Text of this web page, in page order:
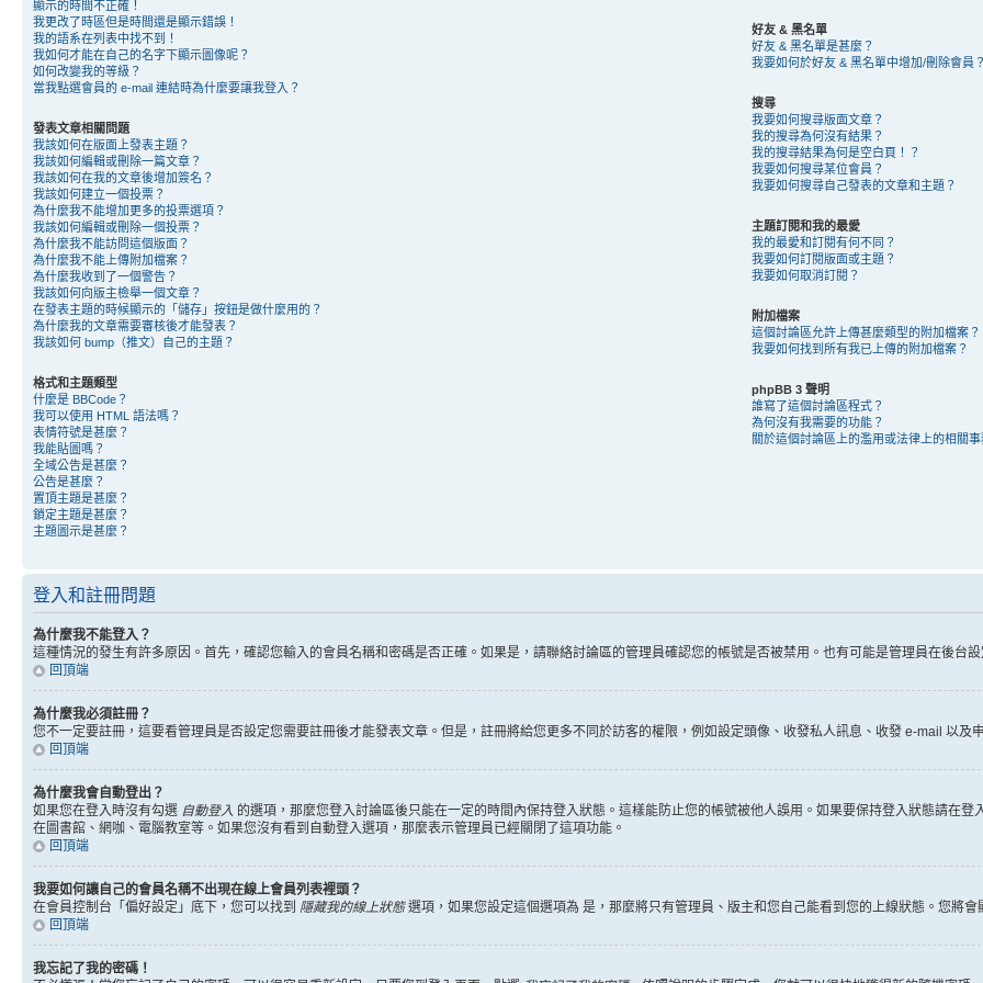
顯示的時間不正確！
我更改了時區但是時間還是顯示錯誤！
我的語系在列表中找不到！
我如何才能在自己的名字下顯示圖像呢？
如何改變我的等級？
當我點選會員的 e-mail 連結時為什麼要讓我登入？
發表文章相關問題
我該如何在版面上發表主題？
我該如何編輯或刪除一篇文章？
我該如何在我的文章後增加簽名？
我該如何建立一個投票？
為什麼我不能增加更多的投票選項？
我該如何編輯或刪除一個投票？
為什麼我不能訪問這個版面？
為什麼我不能上傳附加檔案？
為什麼我收到了一個警告？
我該如何向版主檢舉一個文章？
在發表主題的時候顯示的「儲存」按鈕是做什麼用的？
為什麼我的文章需要審核後才能發表？
我該如何 bump（推文）自己的主題？
格式和主題類型
什麼是 BBCode？
我可以使用 HTML 語法嗎？
表情符號是甚麼？
我能貼圖嗎？
全域公告是甚麼？
公告是甚麼？
置頂主題是甚麼？
鎖定主題是甚麼？
主題圖示是甚麼？
好友 & 黑名單
好友 & 黑名單是甚麼？
我要如何於好友 & 黑名單中增加/刪除會員
搜尋
我要如何搜尋版面文章？
我的搜尋為何沒有結果？
我的搜尋結果為何是空白頁！？
我要如何搜尋某位會員？
我要如何搜尋自己發表的文章和主題？
主題訂閱和我的最愛
我的最愛和訂閱有何不同？
我要如何訂閱版面或主題？
我要如何取消訂閱？
附加檔案
這個討論區允許上傳甚麼類型的附加檔案？
我要如何找到所有我已上傳的附加檔案？
phpBB 3 聲明
誰寫了這個討論區程式？
為何沒有我需要的功能？
關於這個討論區上的濫用或法律上的相關
登入和註冊問題
為什麼我不能登入？
這種情況的發生有許多原因。首先，確認您輸入的會員名稱和密碼是否正確。如果是，請聯絡討論區的管理員確認您的帳號是否被禁用。也有可能是管理員在後台
回頂端
為什麼我必須註冊？
您不一定要註冊，這要看管理員是否設定您需要註冊後才能發表文章。但是，註冊將給您更多不同於訪客的權限，例如設定頭像、收發私人訊息、收發 e-mail 以
回頂端
為什麼我會自動登出？
如果您在登入時沒有勾選 自動登入 的選項，那麼您登入討論區後只能在一定的時間內保持登入狀態。這樣能防止您的帳號被他人誤用。如果要保持登入狀態請在
在圖書館、網咖、電腦教室等。如果您沒有看到自動登入選項，那麼表示管理員已經關閉了這項功能。
回頂端
我要如何讓自己的會員名稱不出現在線上會員列表裡頭？
在會員控制台「偏好設定」底下，您可以找到 隱藏我的線上狀態選項，如果您設定這個選項為 是 ，那麼將只有管理員、版主和您自己能看到您的上線狀態。您將
回頂端
我忘記了我的密碼！